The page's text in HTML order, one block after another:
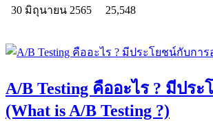
30 มิถุนายน 2565
25,548
A/B Testing คืออะไร ? มีปร
(What is A/B Testing ?)